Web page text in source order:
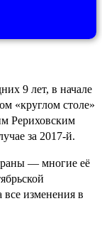
9 лет, в начале
«круглом столе»
Рериховским
за 2017-й.
— многие её
изменения в